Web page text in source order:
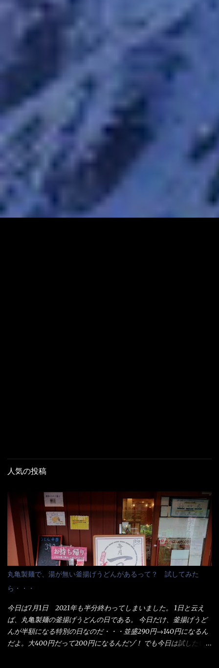
人気の投稿
丸亀製麺で、湯が無い釜揚げうどんがあるって？ 試してみた
ら・・・
今日は7月1日 2021年も半分終わってしまいました。 1日と云え
ば、丸亀製麺の釜揚げうどんの日である。 今日だけ、釜揚げうど
んが半額になる特別の日なのだ・・・並盛290円→140円になるん
だよ。大400円だって200円になるんだゾ！ でも今日は試したい